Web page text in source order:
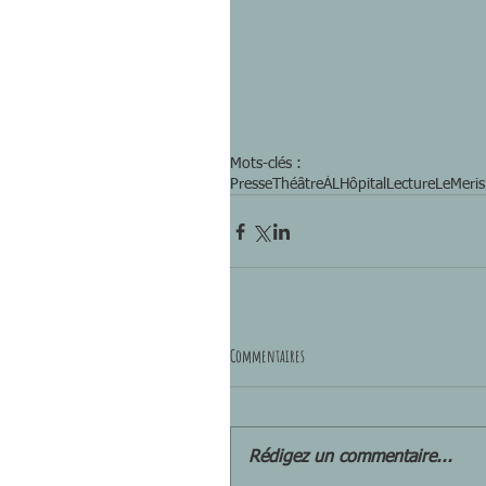
Mots-clés :
Presse ThéâtreÀLHôpital Lecture
Commentaires
Rédigez un commentaire...